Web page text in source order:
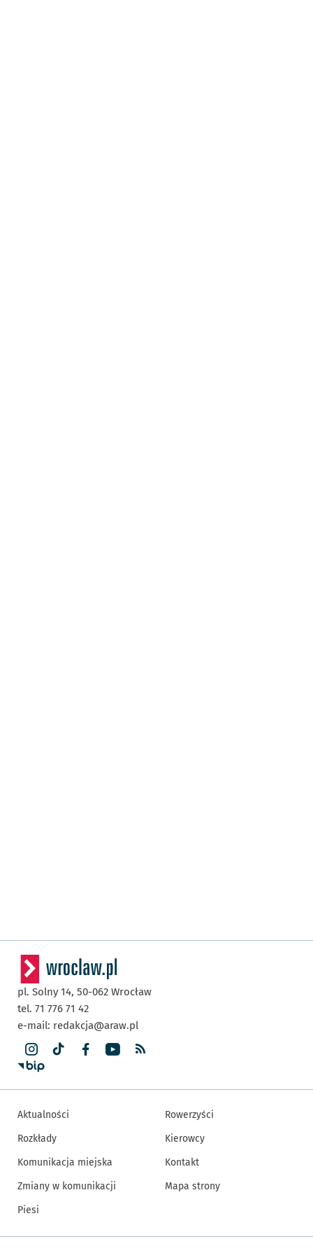
pl. Solny 14, 50-062 Wrocław
tel. 71 776 71 42
e-mail: redakcja@araw.pl
Aktualności
Rozkłady
Komunikacja miejska
Zmiany w komunikacji
Piesi
Rowerzyści
Kierowcy
Kontakt
Mapa strony